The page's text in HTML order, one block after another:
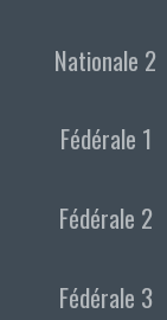
Nationale 2
Fédérale 1
Fédérale 2
Fédérale 3